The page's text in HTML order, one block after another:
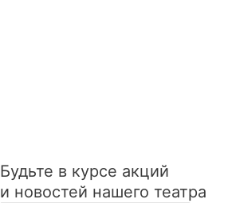
Будьте в курсе акций
и новостей нашего театра